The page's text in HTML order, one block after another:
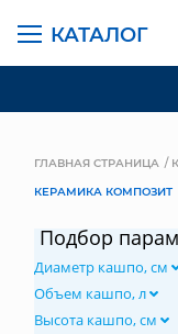
КАТАЛОГ
ГЛАВНАЯ СТРАНИЦА
КЕРАМИКА КОМПОЗИТ
Подбор
Диаметр кашпо, см
Объем кашпо, л
Высота кашпо, см